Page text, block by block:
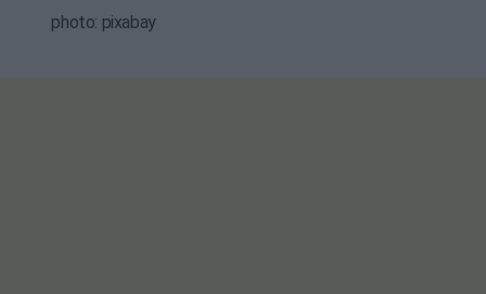
photo: pixabay